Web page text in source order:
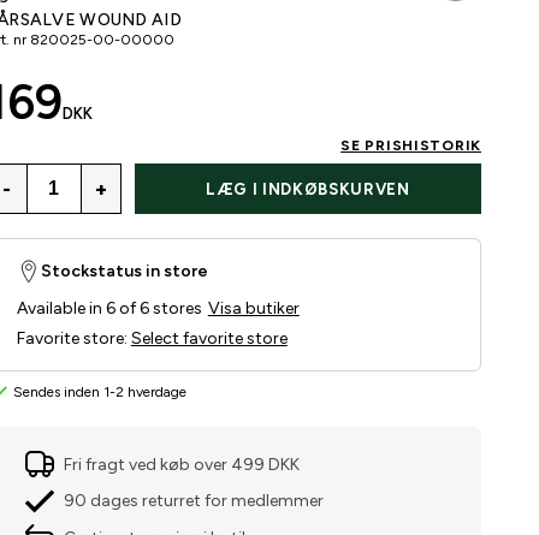
WOUND AID
nr 820025-00-00000
DKK
SE PRISHISTORIK
- + LÆG I INDKØBSKURVEN
Sendes inden 1-2 hverdage
Stockstatus in store
Available in 6 of 6 stores Visa butiker
Favorite store: Select favorite store
Fri fragt ved køb over 499 DKK
90 dages returret for medlemmer